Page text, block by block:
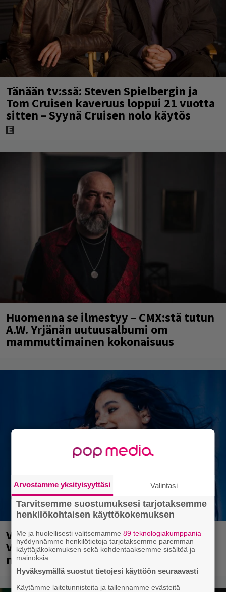
Tänään tv:ssä: Steven Spielbergin ja
Tom Cruisen kaveruus loppui 21 vuotta
sitten – Syynä Cruisen nolo käytös
Huomenna se ilmestyy – CMX:stä tutun
A.W. Yrjänän uutuusalbumi om
mammuttimainen kokonaisuus
Valtava Yle 100 vuotta -tapahtuma
Veikkaus Arenalla syyskuussa – muista
myös metalliklassikot-konsertti
Arvostamme yksityisyyttäsi Valintasi
Tarvitsemme suostumuksesi tarjotaksemme
henkilökohtaisen käyttökokemuksen
Me ja huolellisesti valitsemamme89 teknologiakumppania
hyödynnämme henkilötietoja tarjotaksemme paremman
käyttäjäkokemuksen sekä kohdentaaksemme sisältöä ja
mainoksia.
Hyväksymällä suostut tietojesi käyttöön seuraavasti
Käytämme laitetunnisteita ja tallennamme evästeitä